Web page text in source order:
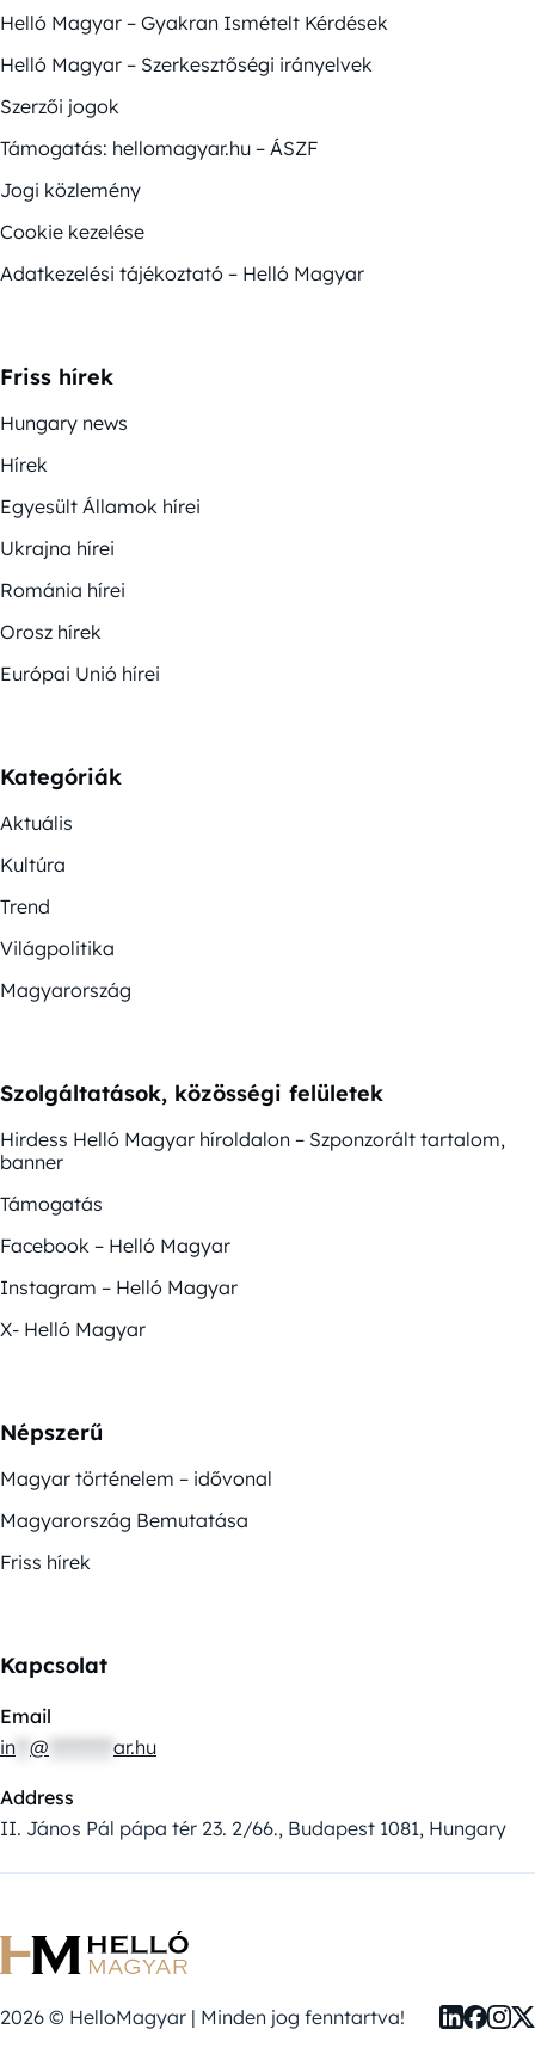
Helló Magyar – Gyakran Ismételt Kérdések
Helló Magyar – Szerkesztőségi irányelvek
Szerzői jogok
Támogatás: hellomagyar.hu – ÁSZF
Jogi közlemény
Cookie kezelése
Adatkezelési tájékoztató – Helló Magyar
Friss hírek
Hungary news
Hírek
Egyesült Államok hírei
Ukrajna hírei
Románia hírei
Orosz hírek
Európai Unió hírei
Kategóriák
Aktuális
Kultúra
Trend
Világpolitika
Magyarország
Szolgáltatások, közösségi felületek
Hirdess Helló Magyar híroldalon – Szponzorált tartalom,
banner
Támogatás
Facebook – Helló Magyar
Instagram – Helló Magyar
X- Helló Magyar
Népszerű
Magyar történelem – idővonal
Magyarország Bemutatása
Friss hírek
Kapcsolat
Email
in @ ar.hu
Address
II. János Pál pápa tér 23. 2/66., Budapest 1081, Hungary
2026 © HelloMagyar | Minden jog fenntartva!